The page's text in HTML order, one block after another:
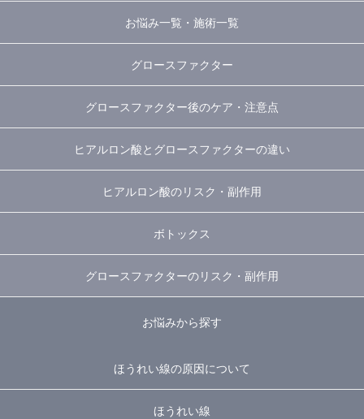
お悩み一覧・施術一覧
グロースファクター
グロースファクター後のケア・注意点
ヒアルロン酸とグロースファクターの違い
ヒアルロン酸のリスク・副作用
ボトックス
グロースファクターのリスク・副作用
お悩みから探す
ほうれい線の原因について
ほうれい線